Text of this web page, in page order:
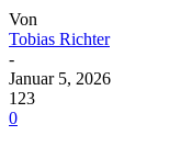
Von
Tobias Richter
-
Januar 5, 2026
123
0